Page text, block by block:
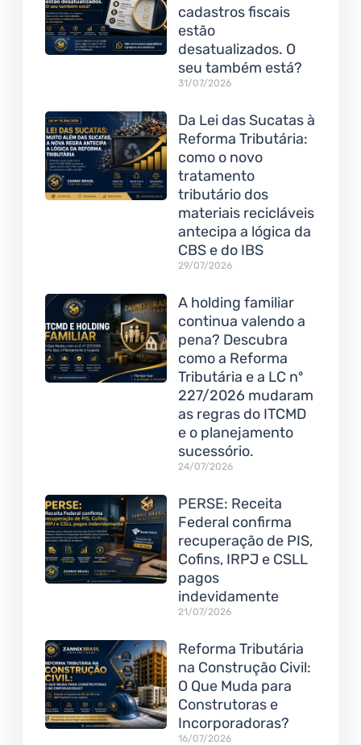
cadastros fiscais
estão
desatualizados. O
seu também está?
31/07/2026
Da Lei das Sucatas à
Reforma Tributária:
como o novo
tratamento
tributário dos
materiais recicláveis
antecipa a lógica da
CBS e do IBS
29/07/2026
A holding familiar
continua valendo a
pena? Descubra
como a Reforma
Tributária e a LC nº
227/2026 mudaram
as regras do ITCMD
e o planejamento
sucessório.
24/07/2026
PERSE: Receita
Federal confirma
recuperação de PIS,
Cofins, IRPJ e CSLL
pagos
indevidamente
21/07/2026
Reforma Tributária
na Construção Civil:
O Que Muda para
Construtoras e
Incorporadoras?
16/07/2026